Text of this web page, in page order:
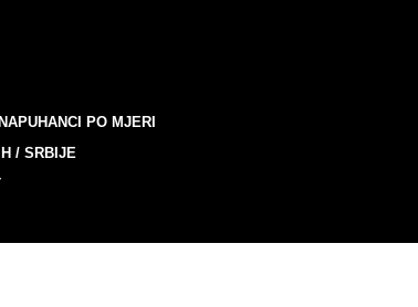
NAPUHANCI PO MJERI
/ SRBIJE